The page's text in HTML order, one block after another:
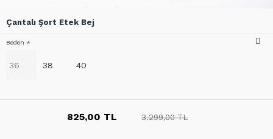
Çantalı Şort Etek Bej
825,00 TL 3.299,00 TL
Beden
36 38 40